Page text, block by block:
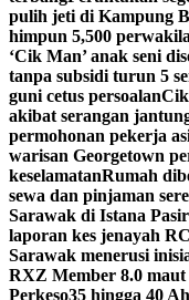
pulih jeti di Kampung
himpun 5,500
‘Cik Man’ anak seni
tanpa subsidi turun 5
guni cetus persoalan
akibat serangan
permohonan pekerja
warisan Georgetown
keselamatanRumah
sewa dan pinjaman
Sarawak di Istana
laporan kes jenayah
Sarawak menerusi
RXZ Member 8.0
Perkeso35 hingga 40